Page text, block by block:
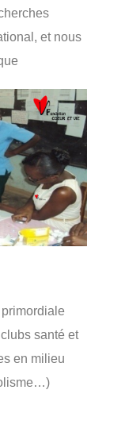
et nous
santé et
en milieu